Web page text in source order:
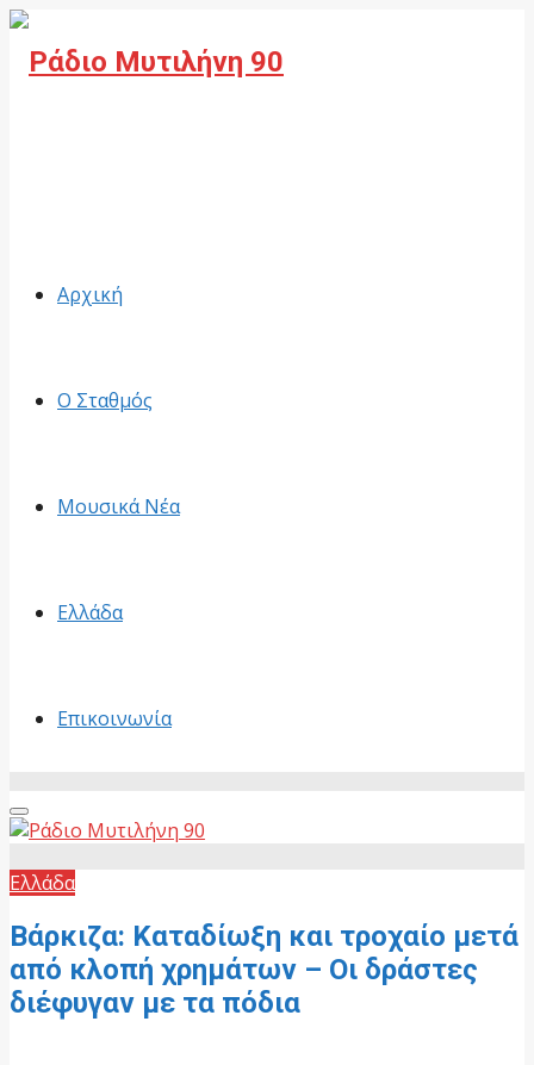
Αρχική
Ο Σταθμός
Μουσικά Νέα
Ελλάδα
Επικοινωνία
Primary
Menu
Ελλάδα
Βάρκιζα: Καταδίωξη και τροχαίο μετά
από κλοπή χρημάτων – Οι δράστες
διέφυγαν με τα πόδια